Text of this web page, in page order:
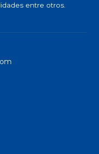
entre otros.